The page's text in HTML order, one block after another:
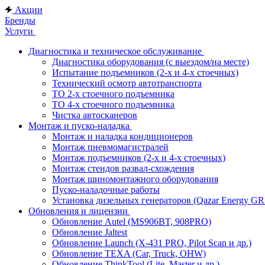
Акции
Бренды
Услуги
Диагностика и техническое обслуживание
Диагностика оборудования (с выездом/на месте)
Испытание подъемников (2-х и 4-х стоечных)
Технический осмотр автотранспорта
ТО 2-х стоечного подъемника
ТО 4-х стоечного подъемника
Чистка автосканеров
Монтаж и пуско-наладка
Монтаж и наладка кондиционеров
Монтаж пневмомагистралей
Монтаж подъемников (2-х и 4-х стоечных)
Монтаж стендов развал-схождения
Монтаж шиномонтажного оборудования
Пуско-наладочные работы
Установка дизельных генераторов (Qazar Energy
Обновления и лицензии
Обновление Autel (MS906BT, 908PRO)
Обновление Jaltest
Обновление Launch (X-431 PRO, Pilot Scan и др.)
Обновление TEXA (Car, Truck, OHW)